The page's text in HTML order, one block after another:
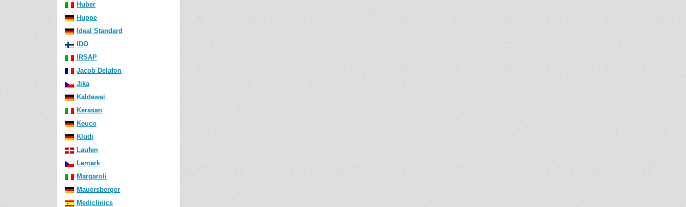
Huber
Huppe
Ideal Standard
IDO
IRSAP
Jacob Delafon
Jika
Kaldewei
Kerasan
Keuco
Kludi
Laufen
Lemark
Margaroli
Mauersberger
Mediclinics